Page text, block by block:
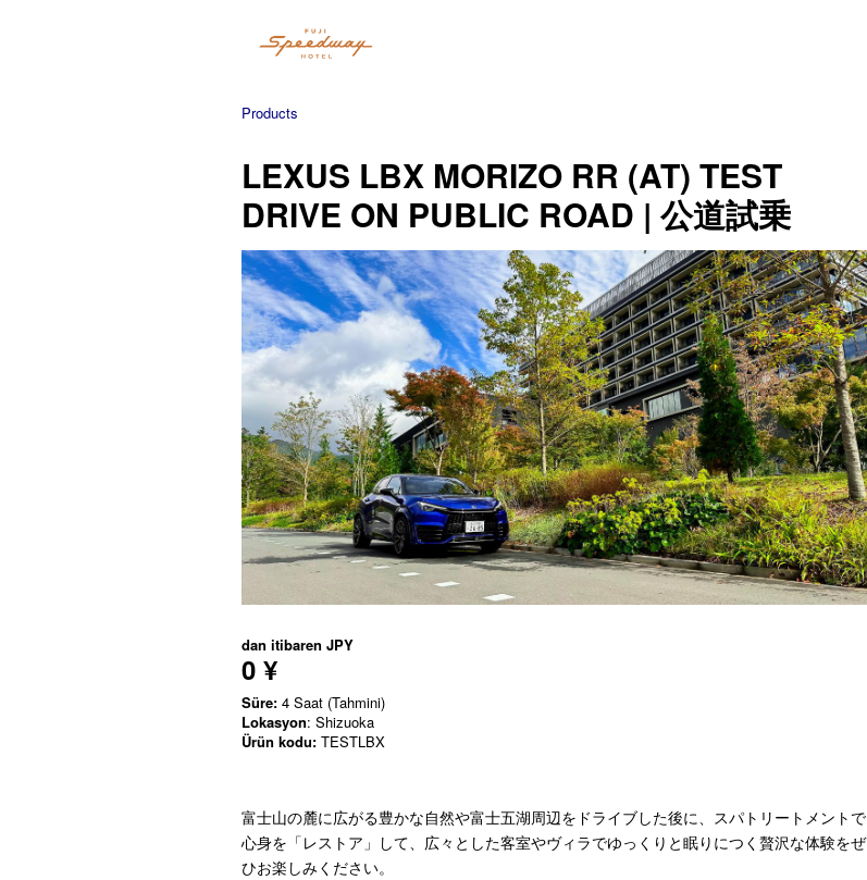
Products
LEXUS LBX MORIZO RR (AT) TEST
DRIVE ON PUBLIC ROAD | 公道試乗
dan itibaren JPY
0 ¥
Süre: 4 Saat (Tahmini)
Lokasyon: Shizuoka
Ürün kodu: TESTLBX
富士山の麓に広がる豊かな自然や富士五湖周辺をドライブした後に、スパトリートメントで
心身を「レストア」して、広々とした客室やヴィラでゆっくりと眠りにつく贅沢な体験をぜ
ひお楽しみください。